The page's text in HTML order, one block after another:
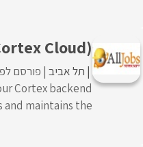
Cloud)
תל אביב פורסם
Cortex backend
maintains the ...